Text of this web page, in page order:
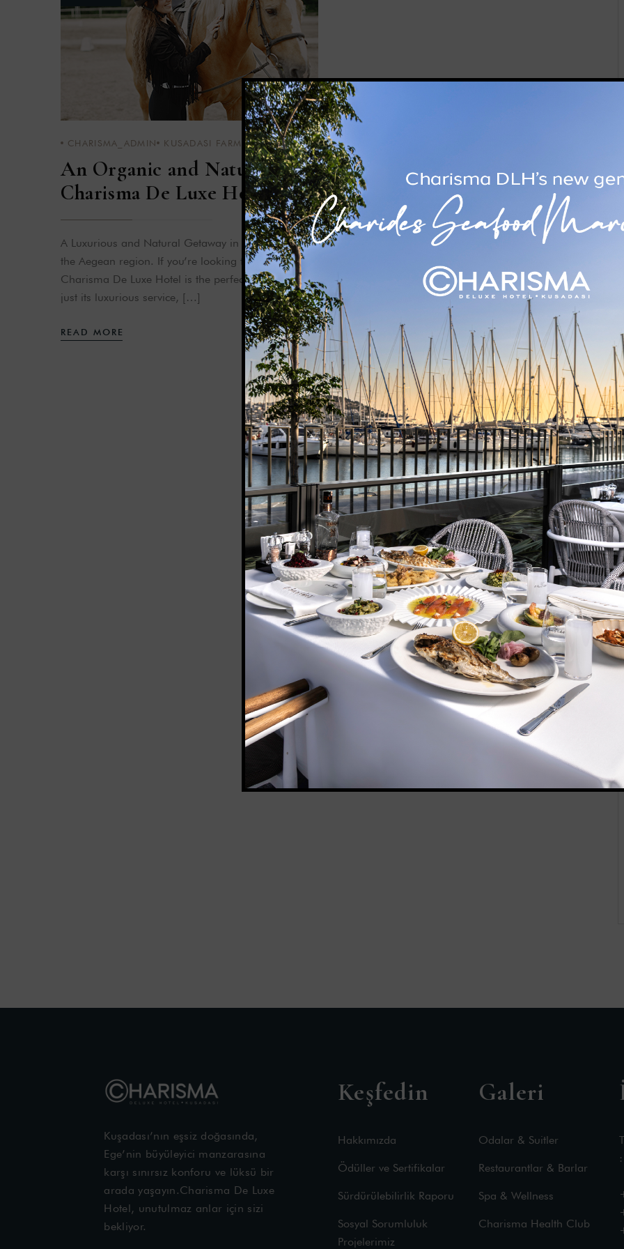
CHARISMA_ADMIN KUSADASI FARM ,KUSADASI RIDING,KUŞADASI ORGANIK TARIM
An Organic and Natural Vacation Experience in Kuşadası:
Charisma De Luxe Hotel and Sefa Bey Farm
A Luxurious and Natural Getaway in Kuşadası Kuşadası is one of the most popular vacation destinations in
the Aegean region. If you’re looking for both comfortable accommodations and healthy, natural cuisine, the
Charisma De Luxe Hotel is the perfect choice for you. The reason it stands out among Kuşadası hotels isn’t
just its luxurious service, […]
READ MORE
Kuşadası’nın eşsiz doğasında,
Ege’nin büyüleyici manzarasına
karşı sınırsız konforu ve lüksü bir
arada yaşayın.Charisma De Luxe
Hotel, unutulmaz anlar için sizi
bekliyor.
Keşfedin
Hakkımızda
Ödüller ve Sertifikalar
Sürdürülebilirlik Raporu
Sosyal Sorumluluk
Projelerimiz
Galeri
Odalar & Suitler
Restaurantlar & Barlar
Spa & Wellness
Charisma Health Club